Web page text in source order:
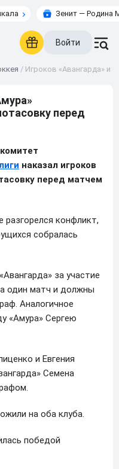
Зенит — Родина
Войти
/ Игроков «Авангарда» и
перед
наказал игроков
перед матчем
конфликт,
собралась
за участие
один матч и должны
Аналогичное
«Амура» Сергею
и Евгения
Семена
на оба клуба.
победой